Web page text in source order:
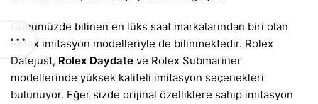
Günümüzde bilinen en lüks saat markalarından biri olan
Rolex imitasyon modelleriyle de bilinmektedir. Rolex
Datejust, Rolex Daydate ve Rolex Submariner
modellerinde yüksek kaliteli imitasyon seçenekleri
bulunuyor. Eğer sizde orijinal özelliklere sahip imitasyon